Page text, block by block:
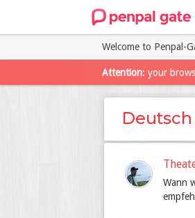
Welcome to Penpal-
Attention: your
Deutsch
Wann